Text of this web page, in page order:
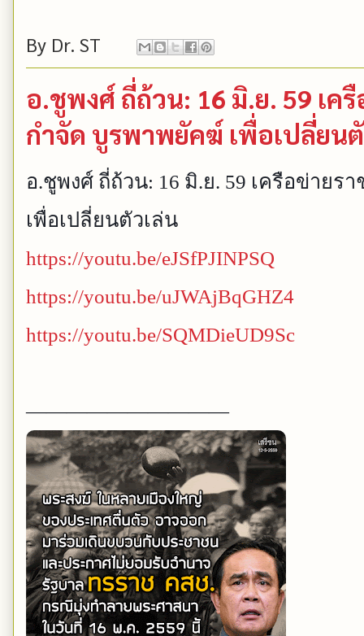
By Dr. ST
อ.ชูพงศ์ ถี่ถ้วน: 16 มิ.ย. 59 เค
กำจัด บูรพาพยัคฆ์ เพื่อเปลี่ยน
อ.ชูพงศ์ ถี่ถ้วน: 16 มิ.ย. 59 เครือข่าย
เพื่อเปลี่ยนตัวเล่น
https://youtu.be/eJSfPJINPSQ
https://youtu.be/uJWAjBqGHZ4
https://youtu.be/SQMDieUD9Sc
——————————